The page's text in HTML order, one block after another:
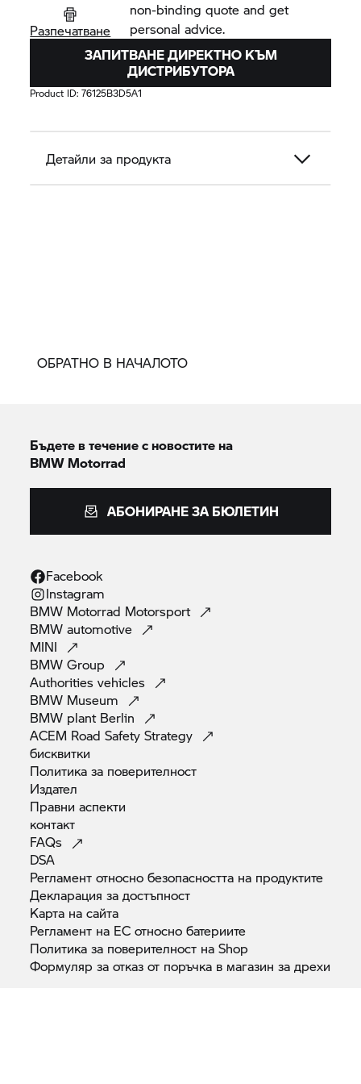
Разпечатване
non-binding quote and get
personal advice.
ЗАПИТВАНЕ ДИРЕКТНО КЪМ
ДИСТРИБУТОРА
Product ID:76125B3D5A1
Детайли за продукта
ОБРАТНО В НАЧАЛОТО
Бъдете в течение с новостите на
BMW Motorrad
АБОНИРАНЕ ЗА БЮЛЕТИН
Facebook
Instagram
BMW Motorrad Motorsport
BMWautomotive
MINI
BMWGroup
Authoritiesvehicles
BMW Museum
BMW plant Berlin
ACEM Road SafetyStrategy
бисквитки
Политика за поверителност
Издател
Правниаспекти
контакт
FAQs
DSA
Регламент относно безопасността на продуктите
Декларация задостъпност
Карта насайта
Регламент на ЕС относнобатериите
Политика за поверителност наShop
Формуляр за отказ от поръчка в магазин задрехи